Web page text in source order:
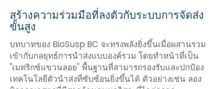
สร้างความร่วมมือที่ลงตัวกับระบบการจัดส่ง
ขั้นสูง
บทบาทของ BioSusp BC จะทรงพลังยิ่งขึ้นเมื่อผสานรวม
เข้ากับกลยุทธ์การนำส่งแบบองค์รวม โดยทำหน้าที่เป็น
"เมทริกซ์แขวนลอย" พื้นฐานที่สามารถรองรับและปกป้อง
เทคโนโลยีตัวนำส่งที่ซับซ้อนยิ่งขึ้นได้ ตัวอย่างเช่น ลอง